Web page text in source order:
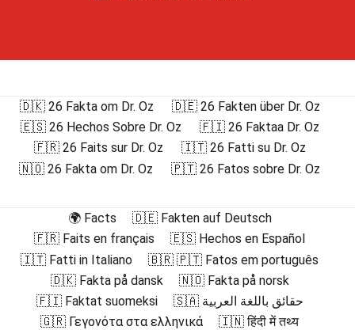
🇩🇰 26 Fakta om Dr. Oz
🇩🇪 26 Fakten über Dr. Oz
🇪🇸 26 Hechos Sobre Dr. Oz
🇫🇮 26 Faktaa Dr. Oz
🇫🇷 26 Faits sur Dr. Oz
🇮🇹 26 Fatti su Dr. Oz
🇳🇴 26 Fakta om Dr. Oz
🇵🇹 26 Fatos sobre Dr. Oz
🌍 Facts
🇩🇪 Fakten auf Deutsch
🇫🇷 Faits en français
🇪🇸 Hechos en Español
🇮🇹 Fatti in Italiano
🇧🇷 🇵🇹 Fatos em português
🇩🇰 Fakta på dansk
🇳🇴 Fakta på norsk
🇫🇮 Faktat suomeksi
🇸🇦 حقائق باللغة العربية
🇬🇷 Γεγονότα στα ελληνικά
🇮🇳 हिंदी में तथ्य